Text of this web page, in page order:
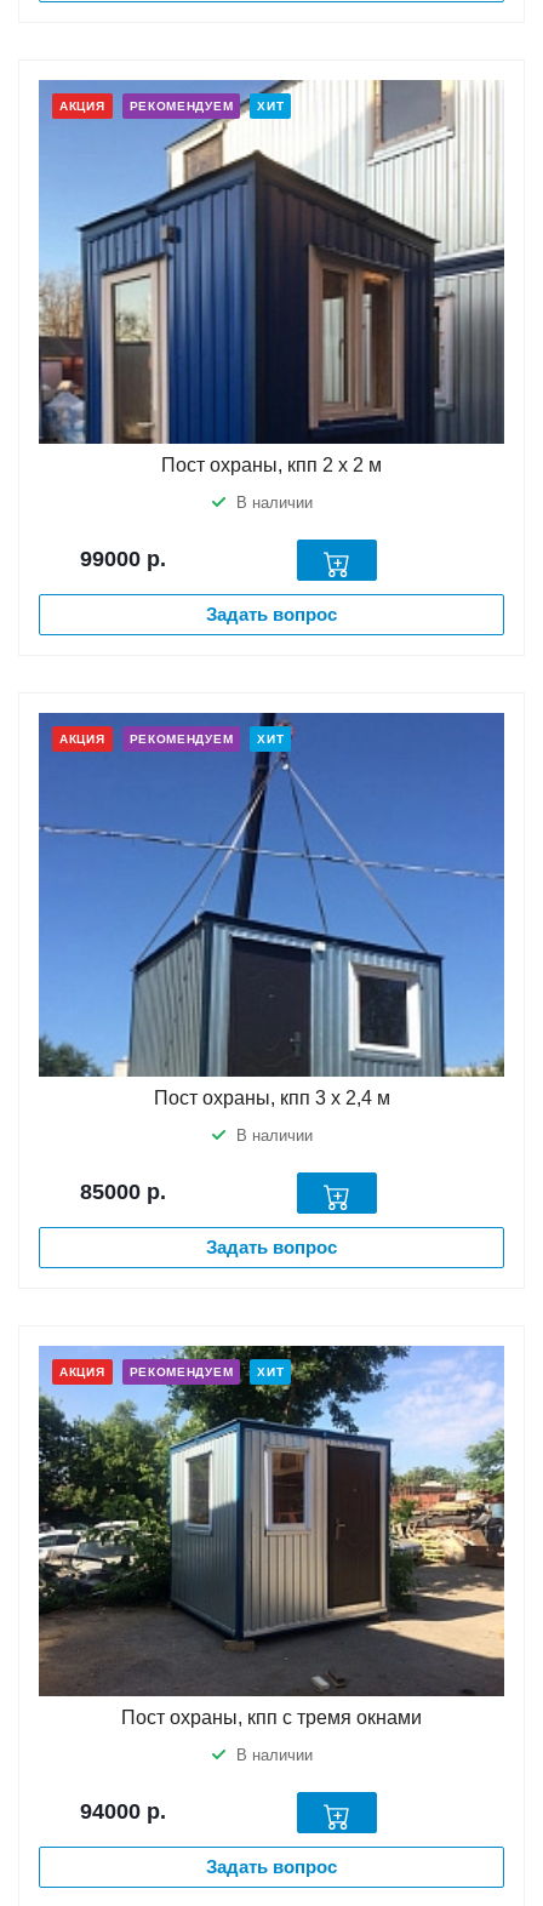
АКЦИЯ РЕКОМЕНДУЕМ ХИТ
Пост охраны, кпп 2 х 2 м
В наличии
99000 р.
Задать вопрос
АКЦИЯ РЕКОМЕНДУЕМ ХИТ
Пост охраны, кпп 3 х 2,4 м
В наличии
85000 р.
Задать вопрос
АКЦИЯ РЕКОМЕНДУЕМ ХИТ
Пост охраны, кпп с тремя окнами
В наличии
94000 р.
Задать вопрос